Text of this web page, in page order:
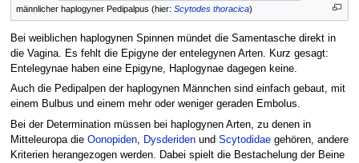
männlicher haplogyner Pedipalpus (hier: Scytodes thoracica)
Bei weiblichen haplogynen Spinnen mündet die Samentasche direkt in
die Vagina. Es fehlt die Epigyne der entelegynen Arten. Kurz gesagt:
Entelegynae haben eine Epigyne, Haplogynae dagegen keine.
Auch die Pedipalpen der haplogynen Männchen sind einfach gebaut, mit
einem Bulbus und einem mehr oder weniger geraden Embolus.
Bei der Determination müssen bei haplogynen Arten, zu denen in
Mitteleuropa die Oonopiden, Dysderidenund Scytodidaegehören, andere
Kriterien herangezogen werden. Dabei spielt die Bestachelung der Beine